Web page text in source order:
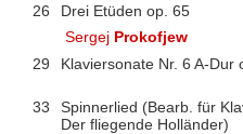
26
Drei Etüden op. 65
Sergej Prokofjew
29
Klaviersonate Nr. 6 A-Dur
33
Spinnerlied (Bearb. für
Der fliegende Holländer)